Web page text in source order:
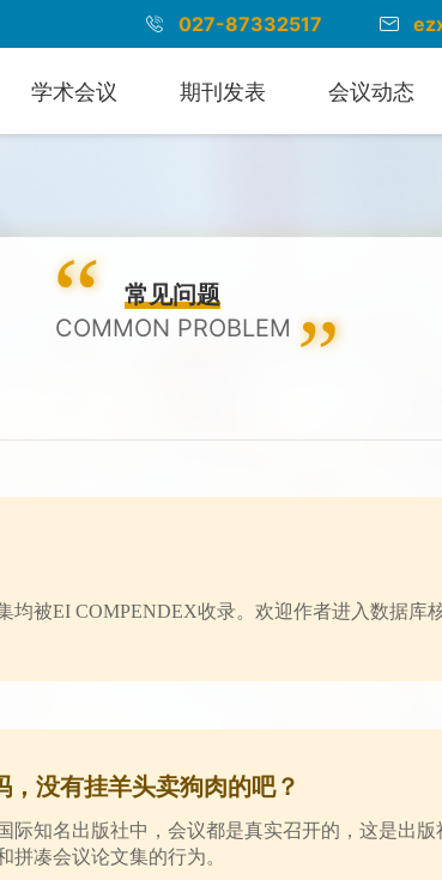
027-87332517
学术会议 期刊发表 会议动态
常见问题
COMMON PROBLEM
被EI COMPENDEX收录。欢迎作者进入数据库核
没有挂羊头卖狗肉的吧？
际知名出版社中，会议都是真实召开的，这是出
拼凑会议论文集的行为。